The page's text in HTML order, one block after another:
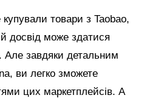
товари з Taobao,
досвід може здатися
Але завдяки детальним
ви легко зможете
цих маркетплейсів. А